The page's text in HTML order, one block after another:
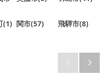
(1) 関市(57)
飛騨市(8)
 